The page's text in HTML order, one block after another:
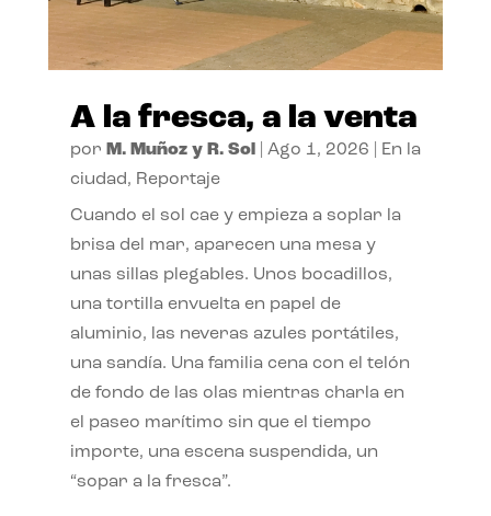
A la fresca, a la venta
por M. Muñoz y R. Sol| Ago 1, 2026
En la
ciudad, Reportaje
Cuando el sol cae y empieza a soplar la
brisa del mar, aparecen una mesa y
unas sillas plegables. Unos bocadillos,
una tortilla envuelta en papel de
aluminio, las neveras azules portátiles,
una sandía. Una familia cena con el telón
de fondo de las olas mientras charla en
el paseo marítimo sin que el tiempo
importe, una escena suspendida, un
“sopar a la fresca”.